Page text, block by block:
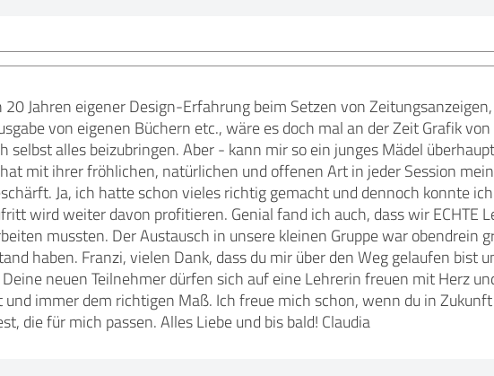
20 Jahren eigener Design-Erfahrung beim Setzen von
von eigenen Büchern etc., wäre es doch mal an der Zeit Grafik
selbst alles beizubringen. Aber - kann mir so ein junges Mädel
hat mit ihrer fröhlichen, natürlichen und offenen Art in jeder Session
Ja, ich hatte schon vieles richtig gemacht und dennoch konnte
wird weiter davon profitieren. Genial fand ich auch, dass wir ECHTE
mussten. Der Austausch in unsere kleinen Gruppe war obendrein
haben. Franzi, vielen Dank, dass du mir über den Weg gelaufen bist
neuen Teilnehmer dürfen sich auf eine Lehrerin freuen mit Herz
und immer dem richtigen Maß. Ich freue mich schon, wenn du in
die für mich passen. Alles Liebe und bis bald! Claudia